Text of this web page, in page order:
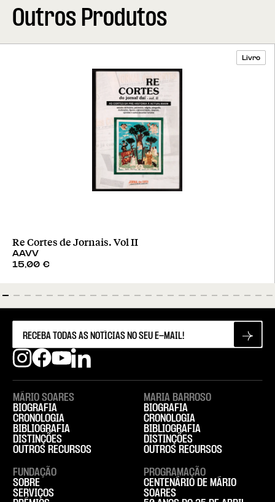
Outros Produtos
Livro
Re Cortes de Jornais. Vol II
AAVV
15,00 €
MÁRIO SOARES
BIOGRAFIA
CRONOLOGIA
BIBLIOGRAFIA
DISTINÇÕES
OUTROS RECURSOS
MARIA BARROSO
BIOGRAFIA
CRONOLOGIA
BIBLIOGRAFIA
DISTINÇÕES
OUTROS RECURSOS
FUNDAÇÃO
SOBRE
SERVIÇOS
PROGRAMAÇÃO
CENTENÁRIO DE MÁRIO
SOARES